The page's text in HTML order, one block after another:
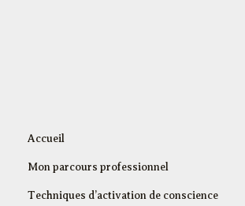
Accueil
Mon parcours professionnel
Techniques d’activation de conscience